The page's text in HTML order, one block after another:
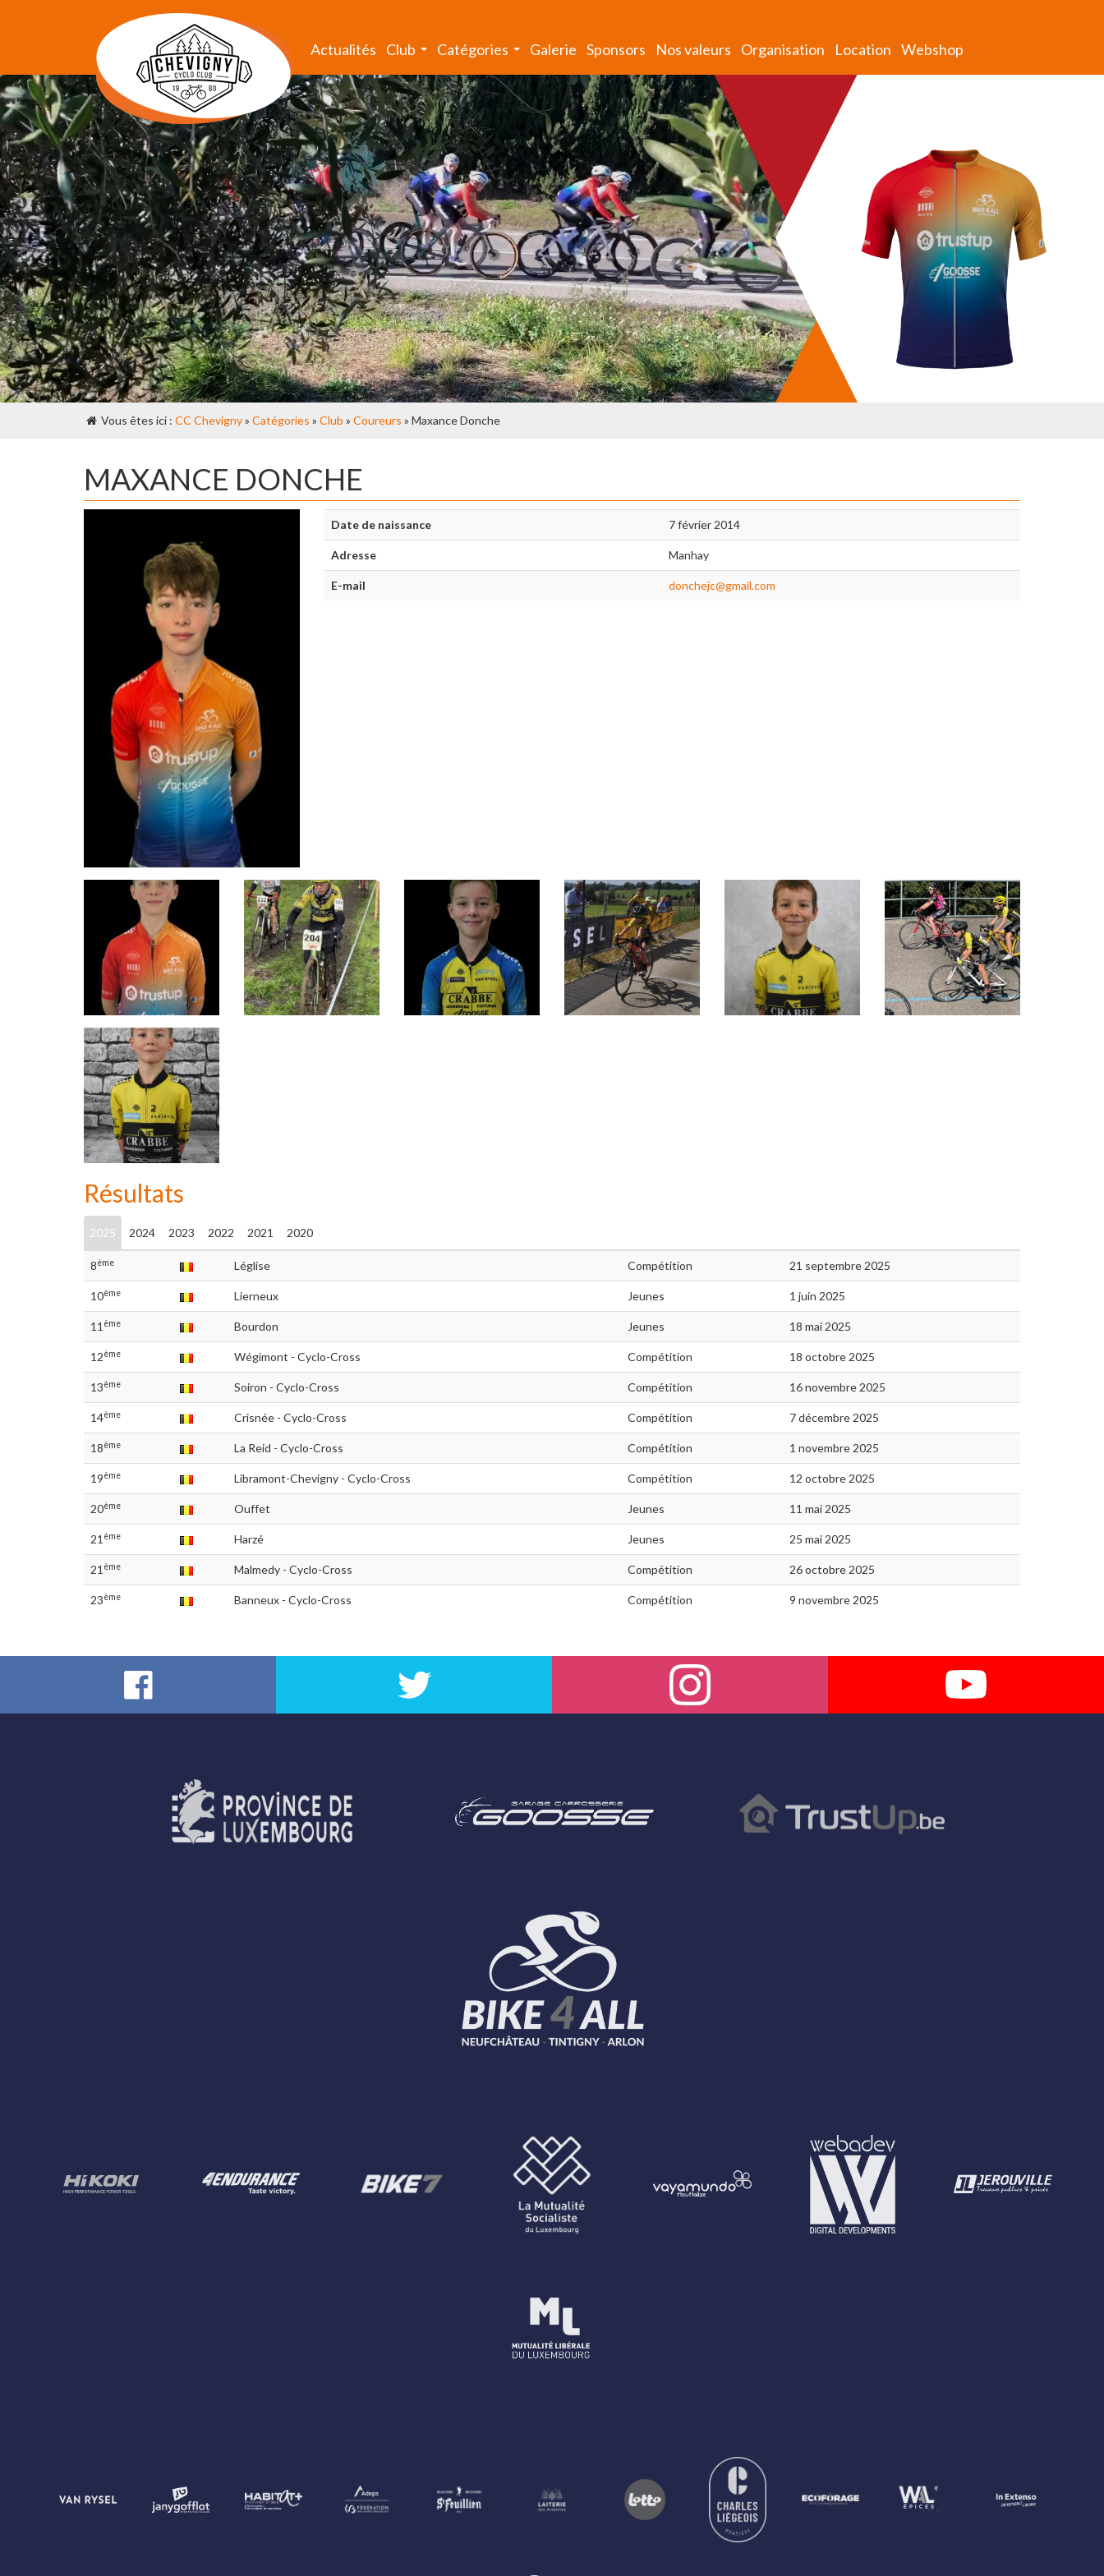
Actualités Club Catégories Galerie Sponsors Nos valeurs Organisation Location Webshop
Vous êtes ici : CC Chevigny» Catégories » Club » Coureurs » Maxance Donche
MAXANCE DONCHE
Date de naissance 7 février 2014
Adresse Manhay
E-mail donchejc@gmail.com
Résultats
2025 2024 2023 2022 2021 2020
8ème Léglise Compétition 21 septembre 2025
10ème Lierneux Jeunes 1 juin 2025
11 ème Bourdon Jeunes 18 mai 2025
12ème Wégimont - Cyclo-Cross Compétition 18 octobre 2025
13ème Soiron - Cyclo-Cross Compétition 16 novembre 2025
14ème Crisnée - Cyclo-Cross Compétition 7 décembre 2025
18ème La Reid - Cyclo-Cross Compétition 1 novembre 2025
19ème Libramont-Chevigny - Cyclo-Cross Compétition 12 octobre 2025
20ème Ouffet Jeunes 11 mai 2025
21 ème Harzé Jeunes 25 mai 2025
21 ème Malmedy - Cyclo-Cross Compétition 26 octobre 2025
23ème Banneux - Cyclo-Cross Compétition 9 novembre 2025